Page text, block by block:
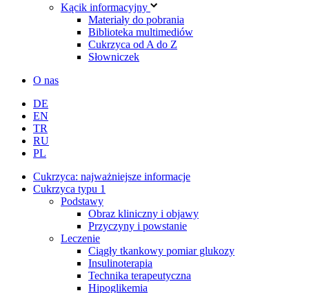
Kącik informacyjny
Materiały do pobrania
Biblioteka multimediów
Cukrzyca od A do Z
Słowniczek
O nas
DE
EN
TR
RU
PL
Cukrzyca: najważniejsze informacje
Cukrzyca typu 1
Podstawy
Obraz kliniczny i objawy
Przyczyny i powstanie
Leczenie
Ciągły tkankowy pomiar glukozy
Insulinoterapia
Technika terapeutyczna
Hipoglikemia